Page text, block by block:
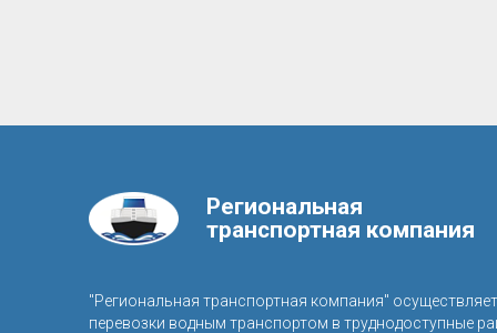
Региональная
транспортная компания
"Региональная транспортная компания"
перевозки водным транспортом в труднодоступные